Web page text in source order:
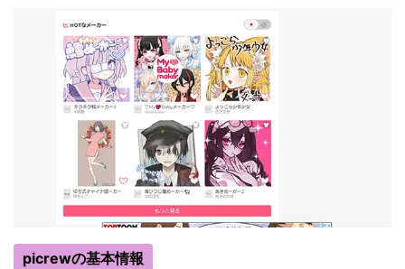
picrewの基本情報